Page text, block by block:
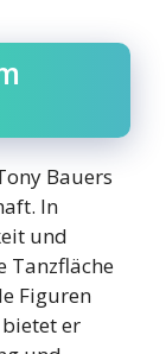
Bauers
In
und
Tanzfläche
Figuren
er